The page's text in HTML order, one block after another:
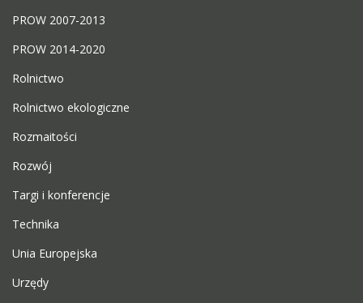
PROW 2007-2013
PROW 2014-2020
Rolnictwo
Rolnictwo ekologiczne
Rozmaitości
Rozwój
Targi i konferencje
Technika
Unia Europejska
Urzędy